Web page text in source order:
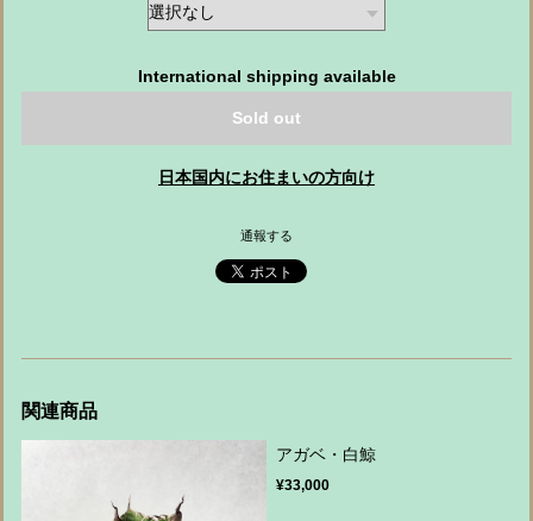
International shipping available
Sold out
日本国内にお住まいの方向け
通報する
関連商品
アガベ・白鯨
¥33,000